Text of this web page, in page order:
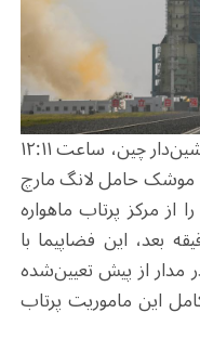
طبق اعلام دفتر مهندسی فضایی سرنشین‌دار چین، ساعت ۱۲:۱۱
وقت پکن، موشک حامل لانگ مارچ
2 اف یائو 22، فضاپیمای شن‌جو-۲۲ را از مرکز پرتاب ماهواره
به فضا فرستاد. تقریباً ۱۰ دقیقه بعد، این فضاپیما با
از پیش تعیین‌شده
این ماموریت پرتاب